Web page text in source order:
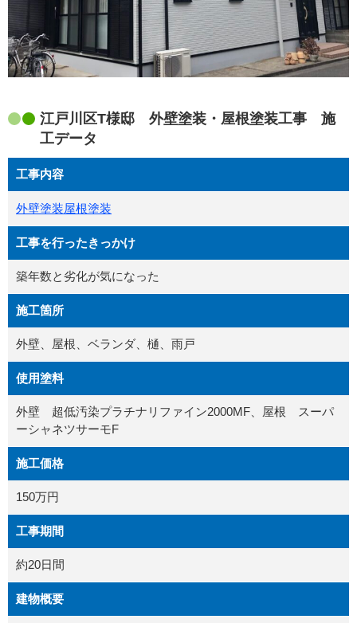
江戸川区T様邸 外壁塗装・屋根塗装工事 施
工データ
工事内容
外壁塗装屋根塗装
工事を行ったきっかけ
築年数と劣化が気になった
施工箇所
外壁、屋根、ベランダ、樋、雨戸
使用塗料
外壁 超低汚染プラチナリファイン2000MF、屋根 スーパ
ーシャネツサーモF
施工価格
150万円
工事期間
約20日間
建物概要